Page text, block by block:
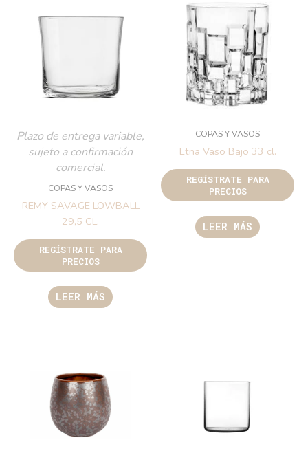
Plazo de entrega variable,
sujeto a confirmación
comercial.
COPAS Y VASOS
REMY SAVAGE LOWBALL
29,5 CL.
REGÍSTRATE PARA
PRECIOS
LEER MÁS
COPAS Y VASOS
Etna Vaso Bajo 33 cl.
REGÍSTRATE PARA
PRECIOS
LEER MÁS